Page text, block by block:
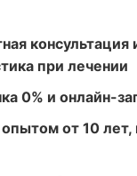
консультация
при лечении
0% и онлайн-
от 10